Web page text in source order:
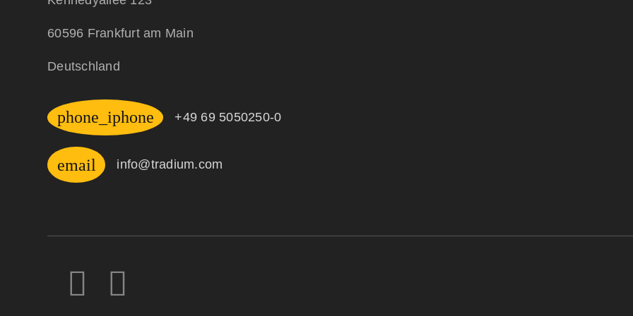
60596 Frankfurt am Main
Deutschland
phone_iphone +49 69 5050250-0
email info@tradium.com